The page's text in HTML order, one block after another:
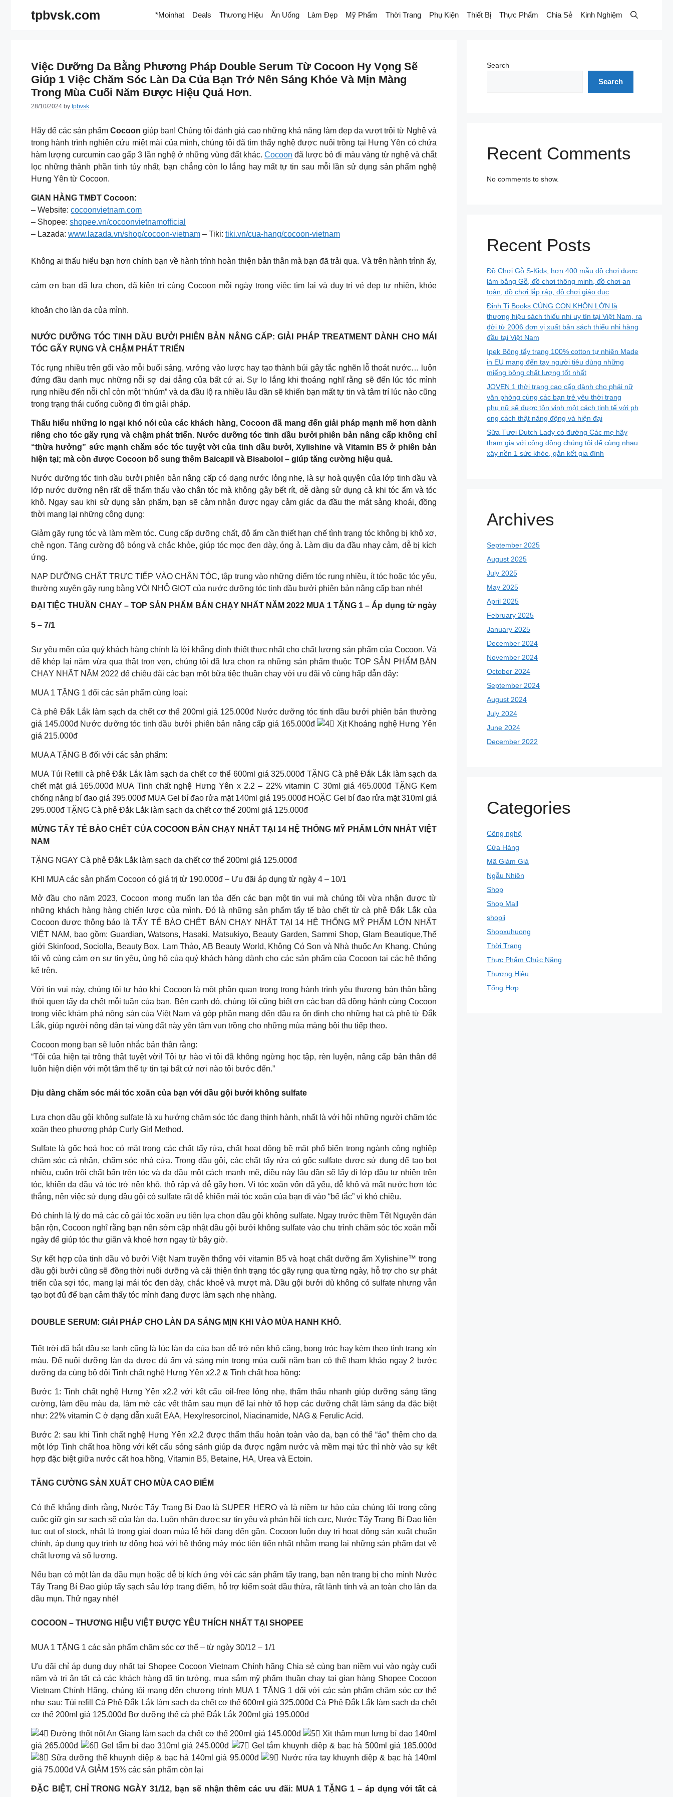
tpbvsk.com *Moinhat Deals Thương Hiệu Ăn Uống Làm Đẹp Mỹ Phẩm Thời Trang Phụ Kiện Thiết Bị Thực Phẩm Chia Sẻ Kinh Nghiệm
Việc Dưỡng Da Bằng Phương Pháp Double Serum Từ Cocoon Hy Vọng Sẽ
Giúp 1 Việc Chăm Sóc Làn Da Của Bạn Trở Nên Sáng Khỏe Và Mịn Màng
Trong Mùa Cuối Năm Được Hiệu Quả Hơn.
28/10/2024 by tpbvsk
Hãy để các sản phẩmCocoon giúp bạn! Chúng tôi đánh giá cao những khả năng làm đẹp da vượt trội từ Nghệ và
trong hành trình nghiên cứu miệt mài của mình, chúng tôi đã tìm thấy nghệ được nuôi trồng tại Hưng Yên có chứa
hàm lượng curcumin cao gấp 3 lần nghệ ở những vùng đất khác.Cocoon đã lược bỏ đi màu vàng từ nghệ và chắt
lọc những thành phần tinh túy nhất, bạn chẳng còn lo lắng hay mất tự tin sau mỗi lần sử dụng sản phẩm nghệ
Hưng Yên từ Cocoon.
GIAN HÀNG TMĐT Cocoon:
– Website: cocoonvietnam.com
– Shopee: shopee.vn/cocoonvietnamofficial
– Lazada: www.lazada.vn/shop/cocoon-vietnam – Tiki: tiki.vn/cua-hang/cocoon-vietnam
Không ai thấu hiểu bạn hơn chính bạn về hành trình hoàn thiện bản thân mà bạn đã trải qua. Và trên hành trình ấy,
cảm ơn bạn đã lựa chọn, đã kiên trì cùng Cocoon mỗi ngày trong việc tìm lại và duy trì vẻ đẹp tự nhiên, khỏe
khoắn cho làn da của mình.
NƯỚC DƯỠNG TÓC TINH DẦU BƯỞI PHIÊN BẢN NÂNG CẤP: GIẢI PHÁP TREATMENT DÀNH CHO MÁI
TÓC GÃY RỤNG VÀ CHẬM PHÁT TRIỂN
Tóc rụng nhiều trên gối vào mỗi buổi sáng, vướng vào lược hay tạo thành búi gây tắc nghẽn lỗ thoát nước… luôn
đứng đầu danh mục những nỗi sợ dai dẳng của bất cứ ai. Sự lo lắng khi thoáng nghĩ rằng sẽ đến lúc tóc mình
rụng nhiều đến nỗi chỉ còn một “nhúm” và da đầu lộ ra nhiều lâu dần sẽ khiến bạn mất tự tin và tâm trí lúc nào cũng
trong trạng thái cuống cuồng đi tìm giải pháp.
Thấu hiểu những lo ngại khó nói của các khách hàng, Cocoon đã mang đến giải pháp mạnh mẽ hơn dành
riêng cho tóc gãy rụng và chậm phát triển. Nước dưỡng tóc tinh dầu bưởi phiên bản nâng cấp không chỉ
“thừa hưởng” sức mạnh chăm sóc tóc tuyệt vời của tinh dầu bưởi, Xylishine và Vitamin B5 ở phiên bản
hiện tại; mà còn được Cocoon bổ sung thêm Baicapil và Bisabolol – giúp tăng cường hiệu quả.
Nước dưỡng tóc tinh dầu bưởi phiên bản nâng cấp có dạng nước lỏng nhẹ, là sự hoà quyện của lớp tinh dầu và
lớp nước dưỡng nên rất dễ thẩm thấu vào chân tóc mà không gây bết rít, dễ dàng sử dụng cả khi tóc ẩm và tóc
khô. Ngay sau khi sử dụng sản phẩm, bạn sẽ cảm nhận được ngay cảm giác da đầu the mát sảng khoái, đồng
thời mang lại những công dụng:
Giảm gãy rụng tóc và làm mềm tóc. Cung cấp dưỡng chất, độ ẩm cần thiết hạn chế tình trạng tóc không bị khô xơ,
chẻ ngọn. Tăng cường độ bóng và chắc khỏe, giúp tóc mọc đen dày, óng ả. Làm dịu da đầu nhạy cảm, dễ bị kích
ứng.
NẠP DƯỠNG CHẤT TRỰC TIẾP VÀO CHÂN TÓC, tập trung vào những điểm tóc rụng nhiều, ít tóc hoặc tóc yếu,
thường xuyên gãy rụng bằng VÒI NHỎ GIỌT của nước dưỡng tóc tinh dầu bưởi phiên bản nâng cấp bạn nhé!
ĐẠI TIỆC THUẦN CHAY – TOP SẢN PHẨM BÁN CHẠY NHẤT NĂM 2022 MUA 1 TẶNG 1 – Áp dụng từ ngày
5 – 7/1
Sự yêu mến của quý khách hàng chính là lời khẳng định thiết thực nhất cho chất lượng sản phẩm của Cocoon. Và
để khép lại năm vừa qua thật trọn vẹn, chúng tôi đã lựa chọn ra những sản phẩm thuộc TOP SẢN PHẨM BÁN
CHẠY NHẤT NĂM 2022 để chiêu đãi các bạn một bữa tiệc thuần chay với ưu đãi vô cùng hấp dẫn đây:
MUA 1 TẶNG 1 đối các sản phẩm cùng loại:
Cà phê Đắk Lắk làm sạch da chết cơ thể 200ml giá 125.000đ Nước dưỡng tóc tinh dầu bưởi phiên bản thường
giá 145.000đ Nước dưỡng tóc tinh dầu bưởi phiên bản nâng cấp giá 165.000đ
Xịt Khoáng nghệ Hưng Yên
giá 215.000đ
MUA A TẶNG B đối với các sản phẩm:
MUA Túi Refill cà phê Đắk Lắk làm sạch da chết cơ thể 600ml giá 325.000đ TẶNG Cà phê Đắk Lắk làm sạch da
chết mặt giá 165.000đ MUA Tinh chất nghệ Hưng Yên x 2.2 – 22% vitamin C 30ml giá 465.000đ TẶNG Kem
chống nắng bí đao giá 395.000đ MUA Gel bí đao rửa mặt 140ml giá 195.000đ HOẶC Gel bí đao rửa mặt 310ml giá
295.000đ TẶNG Cà phê Đắk Lắk làm sạch da chết cơ thể 200ml giá 125.000đ
MỪNG TẨY TẾ BÀO CHẾT CỦA COCOON BÁN CHẠY NHẤT TẠI 14 HỆ THỐNG MỸ PHẨM LỚN NHẤT VIỆT
NAM
TẶNG NGAY Cà phê Đắk Lắk làm sạch da chết cơ thể 200ml giá 125.000đ
KHI MUA các sản phẩm Cocoon có giá trị từ 190.000đ – Ưu đãi áp dụng từ ngày 4 – 10/1
Mở đầu cho năm 2023, Cocoon mong muốn lan tỏa đến các bạn một tin vui mà chúng tôi vừa nhận được từ
những khách hàng hàng chiến lược của mình. Đó là những sản phẩm tẩy tế bào chết từ cà phê Đắk Lắk của
Cocoon được thông báo là TẨY TẾ BÀO CHẾT BÁN CHẠY NHẤT TẠI 14 HỆ THỐNG MỸ PHẨM LỚN NHẤT
VIỆT NAM, bao gồm: Guardian, Watsons, Hasaki, Matsukiyo, Beauty Garden, Sammi Shop, Glam Beautique,Thế
giới Skinfood, Sociolla, Beauty Box, Lam Thảo, AB Beauty World, Không Có Son và Nhà thuốc An Khang. Chúng
tôi vô cùng cảm ơn sự tin yêu, ủng hộ của quý khách hàng dành cho các sản phẩm của Cocoon tại các hệ thống
kể trên.
Với tin vui này, chúng tôi tự hào khi Cocoon là một phần quan trọng trong hành trình yêu thương bản thân bằng
thói quen tẩy da chết mỗi tuần của bạn. Bên cạnh đó, chúng tôi cũng biết ơn các bạn đã đồng hành cùng Cocoon
trong việc khám phá nông sản của Việt Nam và góp phần mang đến đầu ra ổn định cho những hạt cà phê từ Đắk
Lắk, giúp người nông dân tại vùng đất này yên tâm vun trồng cho những mùa màng bội thu tiếp theo.
Cocoon mong bạn sẽ luôn nhắc bản thân rằng:
“Tôi của hiện tại trông thật tuyệt vời! Tôi tự hào vì tôi đã không ngừng học tập, rèn luyện, nâng cấp bản thân để
luôn hiện diện với một tâm thế tự tin tại bất cứ nơi nào tôi bước đến.”
Dịu dàng chăm sóc mái tóc xoăn của bạn với dầu gội bưởi không sulfate
Lựa chọn dầu gội không sulfate là xu hướng chăm sóc tóc đang thịnh hành, nhất là với hội những người chăm tóc
xoăn theo phương pháp Curly Girl Method.
Sulfate là gốc hoá học có mặt trong các chất tẩy rửa, chất hoạt động bề mặt phổ biến trong ngành công nghiệp
chăm sóc cá nhân, chăm sóc nhà cửa. Trong dầu gội, các chất tẩy rửa có gốc sulfate được sử dụng để tạo bọt
nhiều, cuốn trôi chất bẩn trên tóc và da đầu một cách mạnh mẽ, điều này lâu dần sẽ lấy đi lớp dầu tự nhiên trên
tóc, khiến da đầu và tóc trở nên khô, thô ráp và dễ gãy hơn. Vì tóc xoăn vốn đã yếu, dễ khô và mất nước hơn tóc
thẳng, nên việc sử dụng dầu gội có sulfate rất dễ khiến mái tóc xoăn của bạn đi vào “bế tắc” vì khó chiều.
Đó chính là lý do mà các cô gái tóc xoăn ưu tiên lựa chọn dầu gội không sulfate. Ngay trước thềm Tết Nguyên đán
bận rộn, Cocoon nghĩ rằng bạn nên sớm cập nhật dầu gội bưởi không sulfate vào chu trình chăm sóc tóc xoăn mỗi
ngày để giúp tóc thư giãn và khoẻ hơn ngay từ bây giờ.
Sự kết hợp của tinh dầu vỏ bưởi Việt Nam truyền thống với vitamin B5 và hoạt chất dưỡng ẩm Xylishine™ trong
dầu gội bưởi cũng sẽ đồng thời nuôi dưỡng và cải thiện tình trạng tóc gãy rụng qua từng ngày, hỗ trợ cho sự phát
triển của sợi tóc, mang lại mái tóc đen dày, chắc khoẻ và mượt mà. Dầu gội bưởi dù không có sulfate nhưng vẫn
tạo bọt đủ để bạn cảm thấy tóc mình đang được làm sạch nhẹ nhàng.
DOUBLE SERUM: GIẢI PHÁP CHO LÀN DA SÁNG MỊN KHI VÀO MÙA HANH KHÔ.
Tiết trời đã bắt đầu se lạnh cũng là lúc làn da của bạn dễ trở nên khô căng, bong tróc hay kèm theo tình trạng xỉn
màu. Để nuôi dưỡng làn da được đủ ẩm và sáng mịn trong mùa cuối năm bạn có thể tham khảo ngay 2 bước
dưỡng da cùng bộ đôi Tinh chất nghệ Hưng Yên x2.2 & Tinh chất hoa hồng:
Bước 1: Tinh chất nghệ Hưng Yên x2.2 với kết cấu oil-free lỏng nhẹ, thẩm thấu nhanh giúp dưỡng sáng tăng
cường, làm đều màu da, làm mờ các vết thâm sau mụn để lại nhờ tổ hợp các dưỡng chất làm sáng da đặc biệt
như: 22% vitamin C ở dạng dẫn xuất EAA, Hexylresorcinol, Niacinamide, NAG & Ferulic Acid.
Bước 2: sau khi Tinh chất nghệ Hưng Yên x2.2 được thẩm thấu hoàn toàn vào da, bạn có thể “áo” thêm cho da
một lớp Tinh chất hoa hồng với kết cấu sóng sánh giúp da được ngậm nước và mềm mại tức thì nhờ vào sự kết
hợp đặc biệt giữa nước cất hoa hồng, Vitamin B5, Betaine, HA, Urea và Ectoin.
TĂNG CƯỜNG SẢN XUẤT CHO MÙA CAO ĐIỂM
Có thể khẳng định rằng, Nước Tẩy Trang Bí Đao là SUPER HERO và là niềm tự hào của chúng tôi trong công
cuộc giữ gìn sự sạch sẽ của làn da. Luôn nhận được sự tin yêu và phản hồi tích cực, Nước Tẩy Trang Bí Đao liên
tục out of stock, nhất là trong giai đoạn mùa lễ hội đang đến gần. Cocoon luôn duy trì hoạt động sản xuất chuẩn
chỉnh, áp dụng quy trình tự động hoá với hệ thống máy móc tiên tiến nhất nhằm mang lại những sản phẩm đạt về
chất lượng và số lượng.
Nếu bạn có một làn da dầu mụn hoặc dễ bị kích ứng với các sản phẩm tẩy trang, bạn nên trang bị cho mình Nước
Tẩy Trang Bí Đao giúp tẩy sạch sâu lớp trang điểm, hỗ trợ kiểm soát dầu thừa, rất lành tính và an toàn cho làn da
dầu mụn. Thử ngay nhé!
COCOON – THƯƠNG HIỆU VIỆT ĐƯỢC YÊU THÍCH NHẤT TẠI SHOPEE
MUA 1 TẶNG 1 các sản phẩm chăm sóc cơ thể – từ ngày 30/12 – 1/1
Ưu đãi chỉ áp dụng duy nhất tại Shopee Cocoon Vietnam Chính hãng Chia sẻ cùng bạn niềm vui vào ngày cuối
năm và tri ân tất cả các khách hàng đã tin tưởng, mua sắm mỹ phẩm thuần chay tại gian hàng Shopee Cocoon
Vietnam Chính Hãng, chúng tôi mang đến chương trình MUA 1 TẶNG 1 đối với các sản phẩm chăm sóc cơ thể
như sau: Túi refill Cà Phê Đắk Lắk làm sạch da chết cơ thể 600ml giá 325.000đ Cà Phê Đắk Lắk làm sạch da chết
cơ thể 200ml giá 125.000đ Bơ dưỡng thể cà phê Đắk Lắk 200ml giá 195.000đ
Đường thốt nốt An Giang làm sạch da chết cơ thể 200ml giá 145.000đ
Xịt thâm mụn lưng bí đao 140ml
giá 265.000đ
Gel tắm bí đao 310ml giá 245.000đ
Gel tắm khuynh diệp & bạc hà 500ml giá 185.000đ
Sữa dưỡng thể khuynh diệp & bạc hà 140ml giá 95.000đ
Nước rửa tay khuynh diệp & bạc hà 140ml
giá 75.000đ VÀ GIẢM 15% các sản phẩm còn lại
ĐẶC BIỆT, CHỈ TRONG NGÀY 31/12, bạn sẽ nhận thêm các ưu đãi: MUA 1 TẶNG 1 – áp dụng với tất cả
Search
Search
Recent Comments
No comments to show.
Recent Posts
Đồ Chơi Gỗ S-Kids, hơn 400 mẫu đồ chơi được
làm bằng Gỗ, đồ chơi thông minh, đồ chơi an
toàn, đồ chơi lắp ráp, đồ chơi giáo dục
Đinh Tị Books CÙNG CON KHÔN LỚN là
thương hiệu sách thiếu nhi uy tín tại Việt Nam, ra
đời từ 2006 đơn vị xuất bản sách thiếu nhi hàng
đầu tại Việt Nam
Ipek Bông tẩy trang 100% cotton tự nhiên Made
in EU mang đến tay người tiêu dùng những
miếng bông chất lượng tốt nhất
JOVEN 1 thời trang cao cấp dành cho phái nữ
văn phòng cùng các bạn trẻ yêu thời trang
phụ nữ sẽ được tôn vinh một cách tinh tế với ph
ong cách thật năng động và hiện đại
Sữa Tươi Dutch Lady có đường Các mẹ hãy
tham gia với cộng đồng chúng tôi để cùng nhau
xây nền 1 sức khỏe, gắn kết gia đình
Archives
September 2025
August 2025
July 2025
May 2025
April 2025
February 2025
January 2025
December 2024
November 2024
October 2024
September 2024
August 2024
July 2024
June 2024
December 2022
Categories
Công nghệ
Cửa Hàng
Mã Giảm Giá
Ngẫu Nhiên
Shop
Shop Mall
shopii
Shopxuhuong
Thời Trang
Thực Phẩm Chức Năng
Thương Hiệu
Tổng Hợp